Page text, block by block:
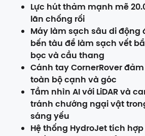
Lực hút thảm mạnh mẽ
lăn chống rối
Máy làm sạch sâu di động
bến tàu để làm sạch vết
bọc và cầu thang
Cánh tay CornerRover
toàn bộ cạnh và góc
Tầm nhìn AI với LiDAR và
tránh chướng ngại vật
sáng yếu
Hệ thống HydroJet tích